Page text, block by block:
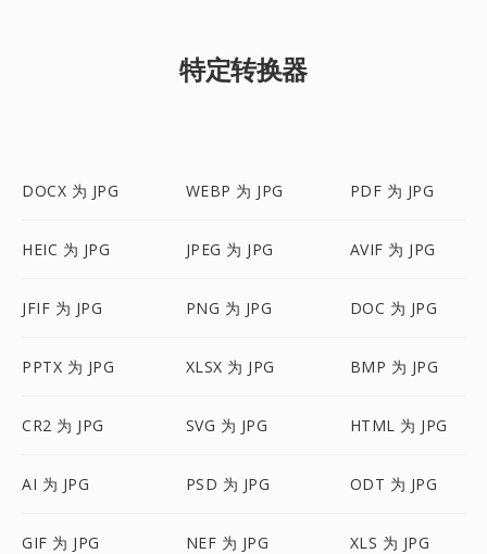
特定转换器
DOCX 为 JPG WEBP 为 JPG PDF 为 JPG
HEIC 为 JPG JPEG 为 JPG AVIF 为 JPG
JFIF 为 JPG PNG 为 JPG DOC 为 JPG
PPTX 为 JPG XLSX 为 JPG BMP 为 JPG
CR2 为 JPG SVG 为 JPG HTML 为 JPG
AI 为 JPG PSD 为 JPG ODT 为 JPG
GIF 为 JPG NEF 为 JPG XLS 为 JPG